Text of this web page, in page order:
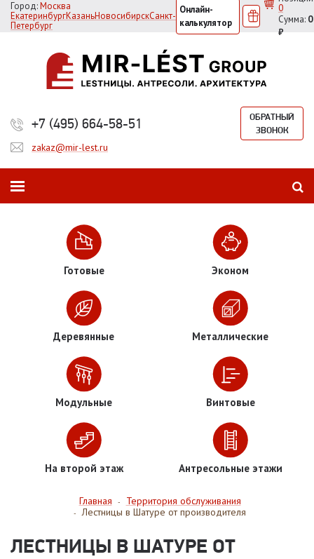
Город:Москва
ЕкатеринбургКазаньНовосибирскСанкт-
Петербург
Онлайн-
калькулятор
0
Сумма: 0
₽
+7 (495) 664-58-51
ОБРАТНЫЙ
ЗВОНОК
zakaz@mir-lest.ru
Готовые Эконом
Деревянные Металлические
Модульные Винтовые
На второй этаж Антресольные этажи
Главная - Территория обслуживания
- Лестницы в Шатуре от производителя
ЛЕСТНИЦЫ В ШАТУРЕ ОТ